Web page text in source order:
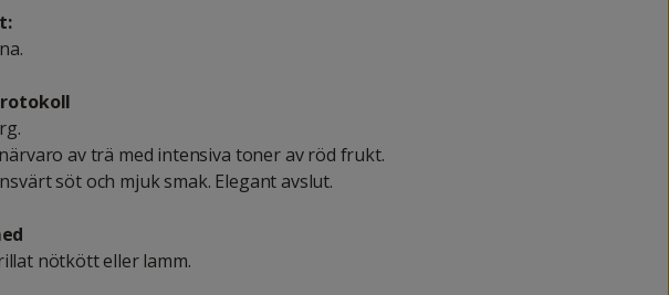
av trä med intensiva toner av röd frukt.
söt och mjuk smak. Elegant avslut.
nötkött eller lamm.